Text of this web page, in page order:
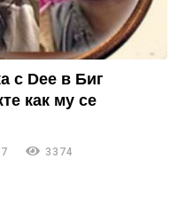
с Dee в Биг
как му се
3374